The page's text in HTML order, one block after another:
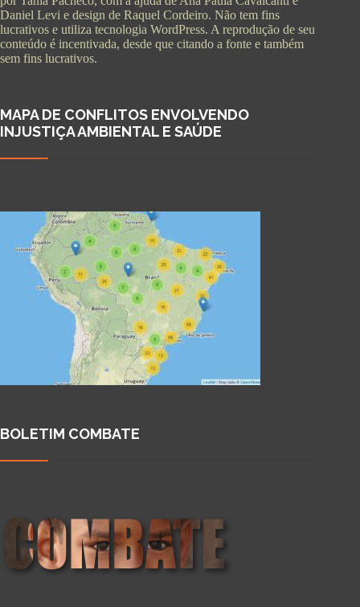
Daniel Levi e design de Raquel Cordeiro. Não tem fins
lucrativos e utiliza tecnologia WordPress. A reprodução de seu
conteúdo é incentivada, desde que citando a fonte e também
sem fins lucrativos.
MAPA DE CONFLITOS ENVOLVENDO
INJUSTIÇA AMBIENTAL E SAÚDE
BOLETIM COMBATE